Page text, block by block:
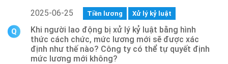
2025-06-25 Tiền lương Xử lý kỷ luật
Khi người lao động bị xử lý kỷ luật bằng hình
thức cách chức, mức lương mới sẽ được xác
định như thế nào? Công ty có thể tự quyết định
mức lương mới không?